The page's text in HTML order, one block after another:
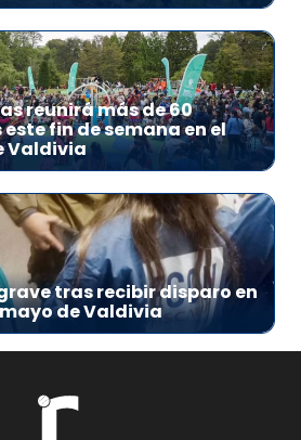
reunirá más de 60
fin de semana en el
Valdivia
tras recibir disparo en
de Valdivia